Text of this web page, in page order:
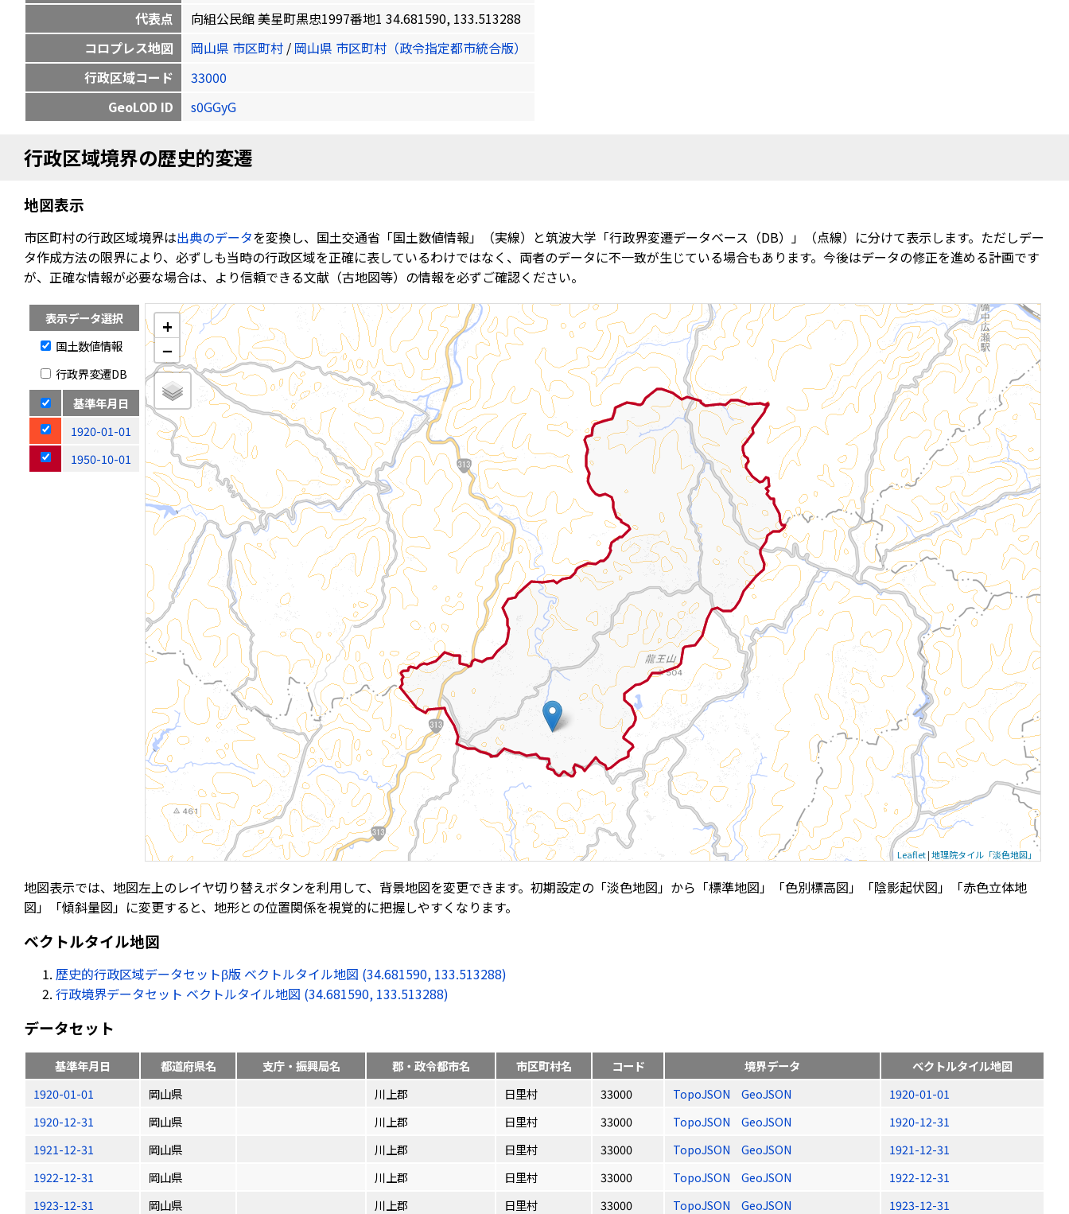
代表点
向組公民館 美星町黒忠1997番地1 34.681590, 133.513288
コロプレス地図
岡山県 市区町村 / 岡山県 市区町村（政令指定都市統合版）
行政区域コード
33000
GeoLOD ID
s0GGyG
行政区域境界の歴史的変遷
地図表示
市区町村の行政区域境界は出典のデータを変換し、国土交通省「国土数値情報」（実線）と筑波大学「行政界変遷データベース（DB）」（点線）に分けて表示します。ただしデー
タ作成方法の限界により、必ずしも当時の行政区域を正確に表しているわけではなく、両者のデータに不一致が生じている場合もあります。今後はデータの修正を進める計画です
が、正確な情報が必要な場合は、より信頼できる文献（古地図等）の情報を必ずご確認ください。
表示データ選択
国土数値情報
行政界変遷DB
基準年月日
1920-01-01
1950-10-01
+
−
Leaflet|地理院タイル「淡色地図」
地図表示では、地図左上のレイヤ切り替えボタンを利用して、背景地図を変更できます。初期設定の「淡色地図」から「標準地図」「色別標高図」「陰影起伏図」「赤色立体地
図」「傾斜量図」に変更すると、地形との位置関係を視覚的に把握しやすくなります。
ベクトルタイル地図
歴史的行政区域データセットβ版 ベクトルタイル地図 (34.681590, 133.513288)
行政境界データセット ベクトルタイル地図 (34.681590, 133.513288)
データセット
基準年月日 都道府県名 支庁・振興局名 郡・政令都市名 市区町村名 コード 境界データ
ベクトルタイル地図
1920-01-01
岡山県 川上郡 日里村 33000 TopoJSON GeoJSON
1920-01-01
1920-12-31
岡山県 川上郡 日里村 33000 TopoJSON GeoJSON
1920-12-31
1921-12-31
岡山県 川上郡 日里村 33000 TopoJSON GeoJSON
1921-12-31
1922-12-31
岡山県 川上郡 日里村 33000 TopoJSON GeoJSON
1922-12-31
1923-12-31
岡山県 川上郡 日里村 33000 TopoJSON GeoJSON
1923-12-31